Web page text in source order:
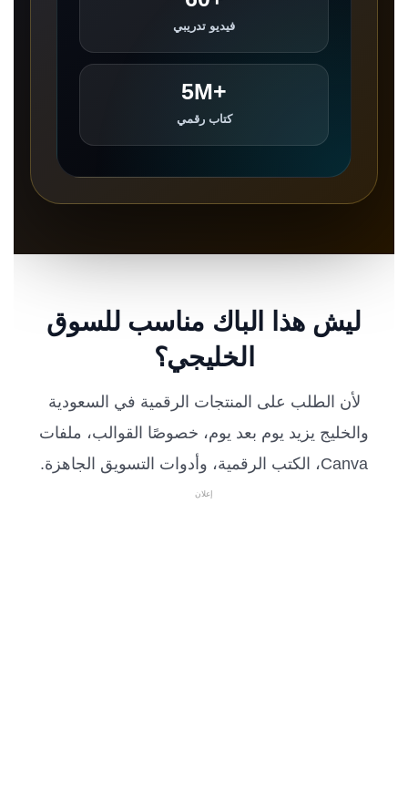
فيديو تدريبي
+5M
كتاب رقمي
ليش هذا الباك مناسب للسوق
الخليجي؟
لأن الطلب على المنتجات الرقمية في السعودية
والخليج يزيد يوم بعد يوم، خصوصًا القوالب، ملفات
Canva، الكتب الرقمية، وأدوات التسويق الجاهزة.
إعلان